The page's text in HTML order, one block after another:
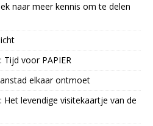
naar meer kennis om te delen
Tijd voor PAPIER
elkaar ontmoet
levendige visitekaartje van de